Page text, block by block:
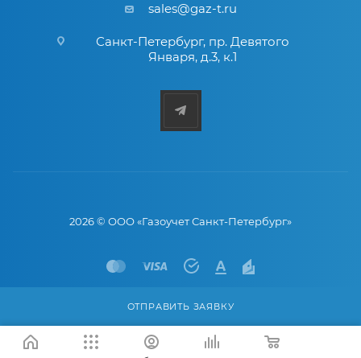
ОТПРАВИТЬ ЗАЯВКУ
sales@gaz-t.ru
Санкт-Петербург, пр. Девятого
Января, д.3, к.1
2026 © ООО «Газоучет Санкт-Петербург»